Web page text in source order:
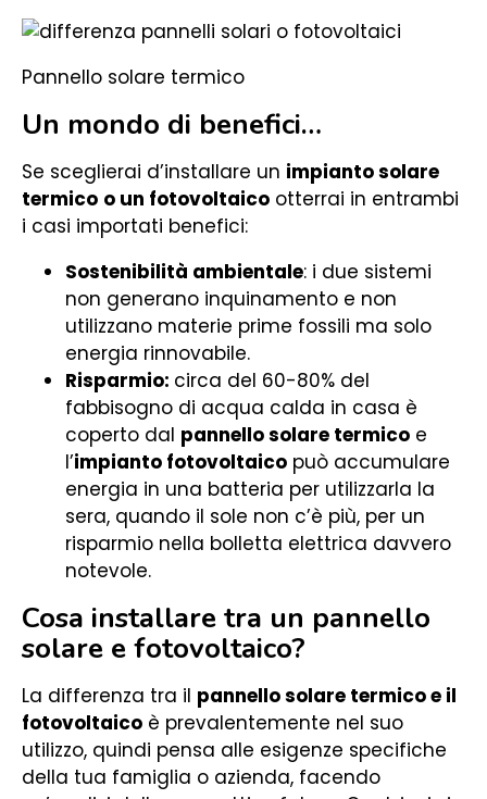
Pannello solare termico
Un mondo di benefici…
Se sceglierai d’installare un impianto solare
termico o un fotovoltaico otterrai in entrambi
i casi importati benefici:
Sostenibilità ambientale: i due sistemi
non generano inquinamento e non
utilizzano materie prime fossili ma solo
energia rinnovabile.
Risparmio: circa del 60-80% del
fabbisogno di acqua calda in casa è
coperto dal pannello solare termico e
l’impianto fotovoltaico può accumulare
energia in una batteria per utilizzarla la
sera, quando il sole non c’è più, per un
risparmio nella bolletta elettrica davvero
notevole.
Cosa installare tra un pannello
solare e fotovoltaico?
La differenza tra il pannello solare termico e il
fotovoltaico è prevalentemente nel suo
utilizzo, quindi pensa alle esigenze specifiche
della tua famiglia o azienda, facendo